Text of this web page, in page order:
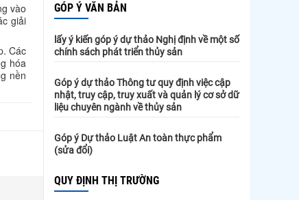
vào
giải
Các
hóa
nền
GÓP Ý VĂN BẢN
lấy ý kiến góp ý dự thảo Nghị định về một số
chính sách phát triển thủy sản
Góp ý dự thảo Thông tư quy định việc cập
nhật, truy cập, truy xuất và quản lý cơ sở dữ
liệu chuyên ngành về thủy sản
Góp ý Dự thảo Luật An toàn thực phẩm
(sửa đổi)
QUY ĐỊNH THỊ TRƯỜNG